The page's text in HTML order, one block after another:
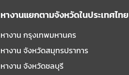
หางานแยกตามจังหวัดในประเทศไทย
หางาน กรุงเทพมหานคร
หางาน จังหวัดสมุทรปราการ
หางาน จังหวัดชลบุรี